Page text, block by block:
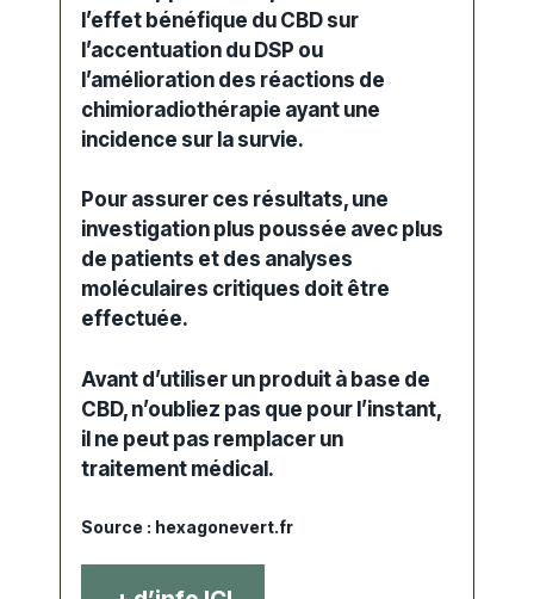
l’effet bénéfique du CBD sur
l’accentuation du DSP ou
l’amélioration des réactions de
chimioradiothérapie ayant une
incidence sur la survie.
Pour assurer ces résultats, une
investigation plus poussée avec plus
de patients et des analyses
moléculaires critiques doit être
effectuée.
Avant d’utiliser un produit à base de
CBD, n’oubliez pas que pour l’instant,
il ne peut pas remplacer un
traitement médical.
Source : hexagonevert.fr